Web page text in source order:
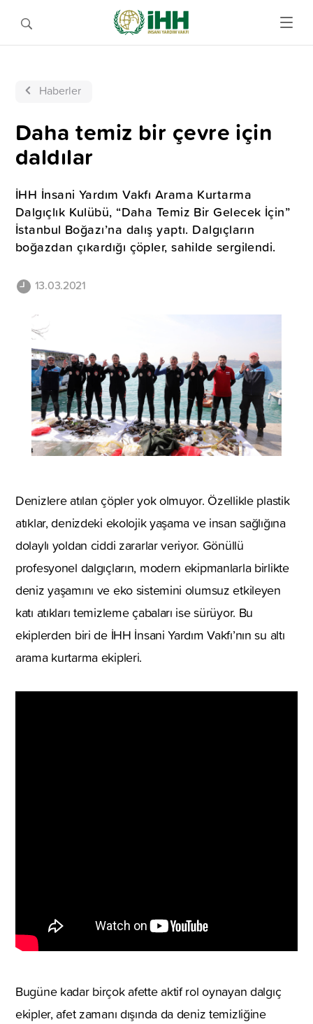
Haberler
Daha temiz bir çevre için
daldılar
İHH İnsani Yardım Vakfı Arama Kurtarma
Dalgıçlık Kulübü, “Daha Temiz Bir Gelecek İçin”
İstanbul Boğazı’na dalış yaptı. Dalgıçların
boğazdan çıkardığı çöpler, sahilde sergilendi.
13.03.2021
Denizlere atılan çöpler yok olmuyor. Özellikle plastik
atıklar, denizdeki ekolojik yaşama ve insan sağlığına
dolaylı yoldan ciddi zararlar veriyor. Gönüllü
profesyonel dalgıçların, modern ekipmanlarla birlikte
deniz yaşamını ve eko sistemini olumsuz etkileyen
katı atıkları temizleme çabaları ise sürüyor. Bu
ekiplerden biri de İHH İnsani Yardım Vakfı’nın su altı
arama kurtarma ekipleri.
Bugüne kadar birçok afette aktif rol oynayan dalgıç
ekipler, afet zamanı dışında da deniz temizliğine